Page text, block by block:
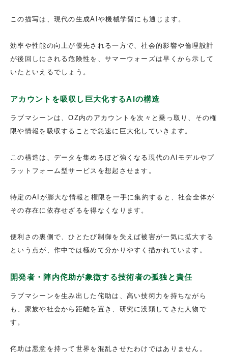
この描写は、現代の生成AIや機械学習にも通じます。
効率や性能の向上が優先される一方で、社会的影響や倫理設計
が後回しにされる危険性を、サマーウォーズは早くから示して
いたといえるでしょう。
アカウントを吸収し巨大化するAIの構造
ラブマシーンは、OZ内のアカウントを次々と乗っ取り、その権
限や情報を吸収することで急速に巨大化していきます。
この構造は、データを集めるほど強くなる現代のAIモデルやプ
ラットフォーム型サービスを想起させます。
特定のAIが膨大な情報と権限を一手に集約すると、社会全体が
その存在に依存せざるを得なくなります。
便利さの裏側で、ひとたび制御を失えば被害が一気に拡大する
という点が、作中では極めて分かりやすく描かれています。
開発者・陣内侘助が象徴する技術者の孤独と責任
ラブマシーンを生み出した侘助は、高い技術力を持ちながら
も、家族や社会から距離を置き、研究に没頭してきた人物で
す。
侘助は悪意を持って世界を混乱させたわけではありません。